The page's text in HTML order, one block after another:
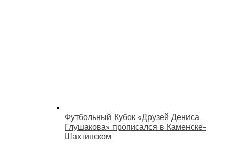
Футбольный Кубок «Друзей Дениса
Глушакова» прописался в Каменске-
Шахтинском